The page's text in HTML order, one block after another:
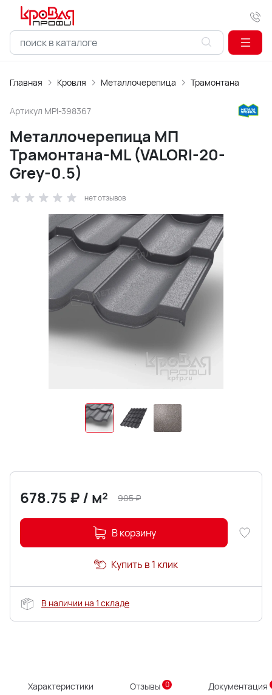
Главная Кровля Металлочерепица Трамонтана
Артикул MPI-398367
Металлочерепица МП
Трамонтана-ML (VALORI-20-
Grey-0.5)
нет отзывов
678.75 ₽/ м² 905₽
В корзину
Купить в 1 клик
В наличии на 1 складе
Характеристики Отзывы 0 Документация